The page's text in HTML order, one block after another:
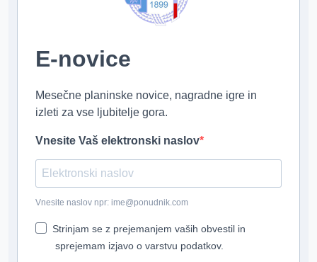
E-novice
Mesečne planinske novice, nagradne igre in
izleti za vse ljubitelje gora.
Vnesite Vaš elektronski naslov
Vnesite naslov npr: ime@ponudnik.com
Strinjam se z prejemanjem vaših obvestil in
sprejemam izjavo o varstvu podatkov.